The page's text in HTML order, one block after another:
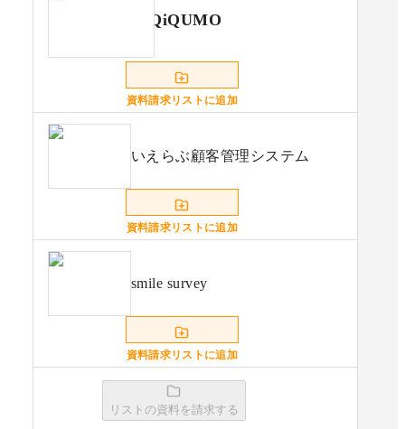
QiQUMO
資料請求リストに追加
いえらぶ顧客管理システム
資料請求リストに追加
smile survey
資料請求リストに追加
QuestionProアンケート
リストの資料を請求する